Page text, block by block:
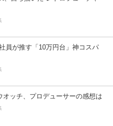
員が推す「10万円台」神コスパ
オッチ、プロデューサーの感想は